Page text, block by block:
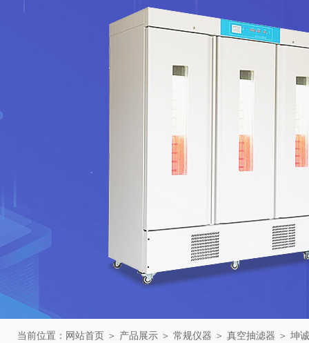
当前位置： 网站首页 ＞ 产品展示 ＞ 常规仪器 ＞ 真空抽滤器 ＞ 坤